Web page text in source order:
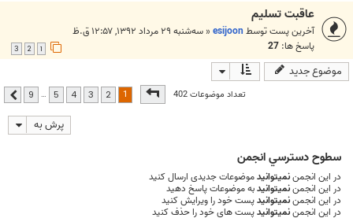
عاقبت تسليم
آخرین پست توسطesijoon
« سه‌شنبه ۲۹ مرداد ۱۳۹۲, ۱۲:۵۷ ق.ظ
پاسخ ها: 27
3
موضوع جدید
تعداد موضوعات 402صفحه از9
2
3
4
5
…
9 بعدی
پرش به
سطوح دسترسي انجمن
در این انجمننمیتوانیدموضوعات جدیدی ارسال کنید
در این انجمننمیتوانیدبه موضوعات پاسخ دهید
در این انجمننمیتوانیدپست خود را ویرایش کنید
در این انجمننمیتوانیدپست های خود را حذف کنید